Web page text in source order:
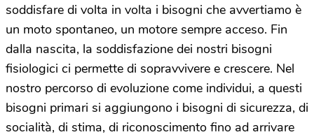
soddisfare di volta in volta i bisogni che avvertiamo è
un moto spontaneo, un motore sempre acceso. Fin
dalla nascita, la soddisfazione dei nostri bisogni
fisiologici ci permette di sopravvivere e crescere. Nel
nostro percorso di evoluzione come individui, a questi
bisogni primari si aggiungono i bisogni di sicurezza, di
socialità, di stima, di riconoscimento fino ad arrivare